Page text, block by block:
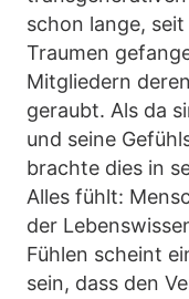
schon lange,
Traumen
Mitgliedern
geraubt. Als da
und seine
brachte dies in
Alles fühlt:
der
Fühlen scheint
sein, dass den